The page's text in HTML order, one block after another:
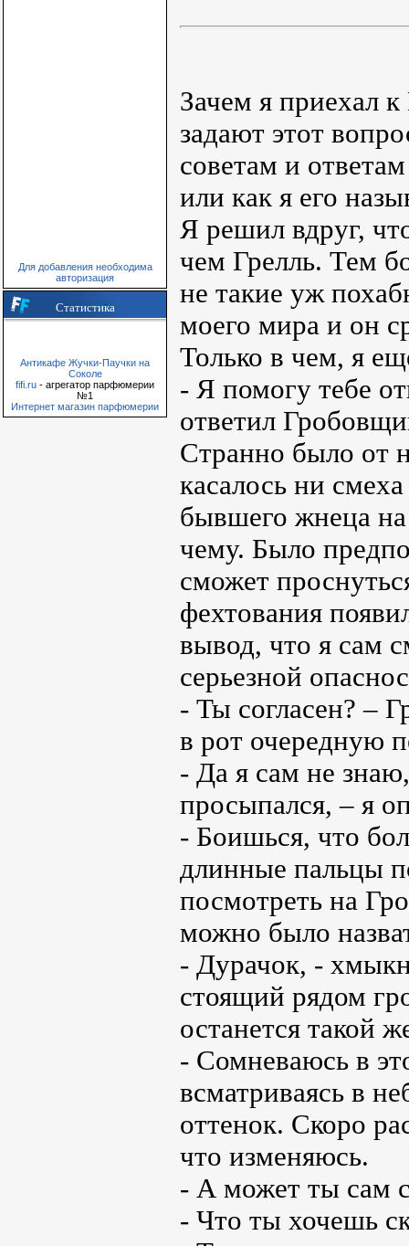
Для добавления необходима
авторизация
Статистика
Антикафе Жучки-Паучки на
Соколе
fifi.ru - агрегатор парфюмерии
№1
Интернет магазин парфюмерии
Зачем я приехал
задают этот
советам и
или как я его
Я решил вдруг,
чем Грелль. Тем
не такие уж
моего мира и он
Только в чем, я
- Я помогу тебе
ответил
Странно было от
касалось ни
бывшего жнеца
чему. Было
сможет
фехтования
вывод, что я сам
серьезной
- Ты согласен? –
в рот очередную
- Да я сам не
просыпался, – я
- Боишься, что
длинные пальцы
посмотреть на
можно было
- Дурачок, -
стоящий рядом
останется такой
- Сомневаюсь в
всматриваясь в
оттенок. Скоро
что изменяюсь.
- А может ты сам
- Что ты хочешь